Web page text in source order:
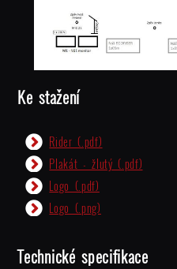
Ke stažení
Rider (.pdf)
Plakát - žlutý (.pdf)
Logo (.pdf)
Logo (.png)
Technické specifikace